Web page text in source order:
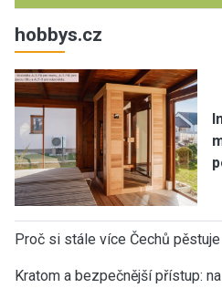
hobbys.cz
Proč si stále více Čechů
Kratom a bezpečnější přístup: